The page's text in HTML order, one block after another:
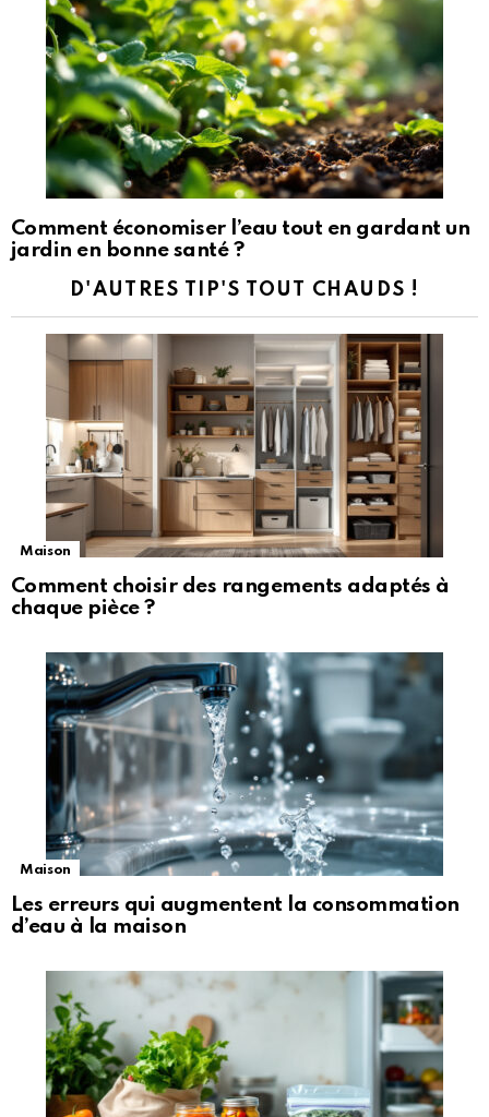
Comment économiser l’eau tout en gardant un
jardin en bonne santé ?
D'AUTRES TIP'S TOUT CHAUDS !
Maison
Comment choisir des rangements adaptés à
chaque pièce ?
Maison
Les erreurs qui augmentent la consommation
d’eau à la maison